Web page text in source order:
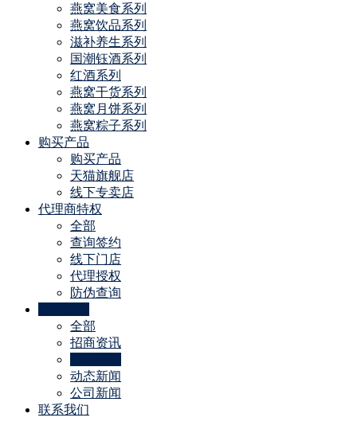
燕窝美食系列
燕窝饮品系列
滋补养生系列
国潮钰酒系列
红酒系列
燕窝干货系列
燕窝月饼系列
燕窝粽子系列
购买产品
购买产品
天猫旗舰店
线下专卖店
代理商特权
全部
查询签约
线下门店
代理授权
防伪查询
全部
招商资讯
动态新闻
公司新闻
联系我们